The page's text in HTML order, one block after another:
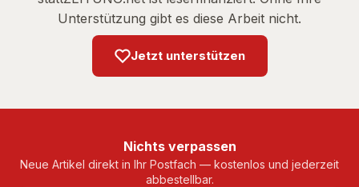
Unterstützung gibt es diese Arbeit nicht.
Jetzt unterstützen
Nichts verpassen
Neue Artikel direkt in Ihr Postfach — kostenlos und jederzeit
abbestellbar.